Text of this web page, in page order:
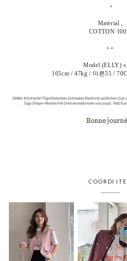
+
Material ,
COTTON
++
Model (ELLY)
165cm / 47kg / 마른55 /
COORDI